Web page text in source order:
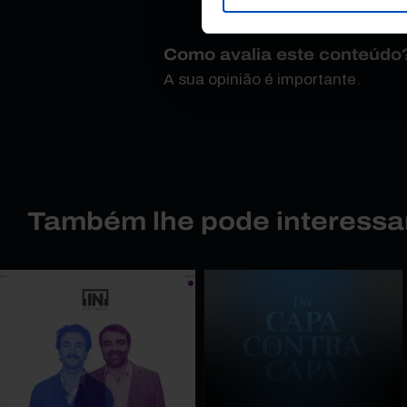
Como avalia este
A sua opinião é importante.
Também lhe pode